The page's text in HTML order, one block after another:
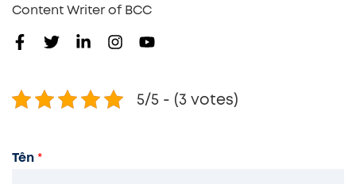
Content Writer of BCC
5/5 - (3 votes)
Tên*